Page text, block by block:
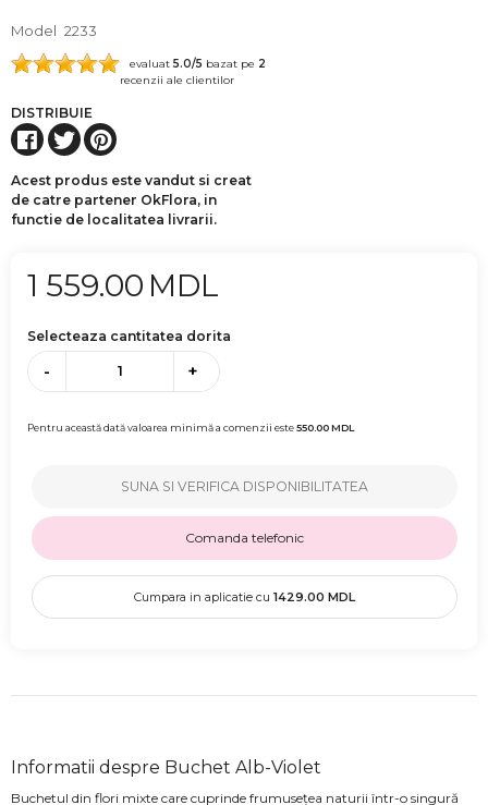
Model 2233
evaluat 5.0/5 bazat pe 2
recenzii ale clientilor
DISTRIBUIE
Acest produs este vandut si creat
de catre partener OkFlora, in
functie de localitatea livrarii.
1 559.00 MDL
Selecteaza cantitatea dorita
- +
Pentru această dată valoarea minimă a comenzii este550.00MDL
SUNA SI VERIFICA DISPONIBILITATEA
Comanda telefonic
Cumpara in aplicatie cu 1429.00 MDL
Informatii despre Buchet Alb-Violet
Buchetul din flori mixte care cuprinde frumusețea naturii într-o singură